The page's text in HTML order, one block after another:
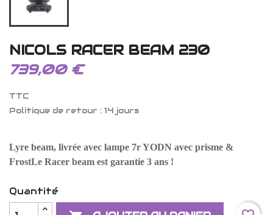
NICOLS RACER BEAM 230
739,00 €
TTC
Politique de retour : 14 jours
Lyre beam, livrée avec lampe 7r YODN avec prisme &
FrostLe Racer beam est garantie 3 ans !
Quantité